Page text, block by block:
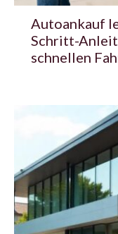
Autoankauf
Schritt-
schnellen